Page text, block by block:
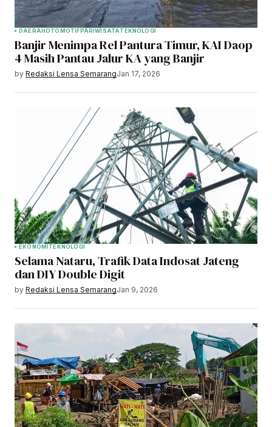
DAERAHOTOMOTIFPARIWISATATEKNOLOGI
Banjir Menimpa Rel Pantura Timur, KAI Daop
4 Masih Pantau Jalur KA yang Banjir
by Redaksi Lensa SemarangJan 17, 2026
EKONOMITEKNOLOGI
Selama Nataru, Trafik Data Indosat Jateng
dan DIY Double Digit
by Redaksi Lensa SemarangJan 9, 2026